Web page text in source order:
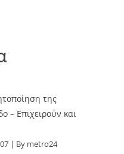
της
– Επιχειρούν και
By metro24